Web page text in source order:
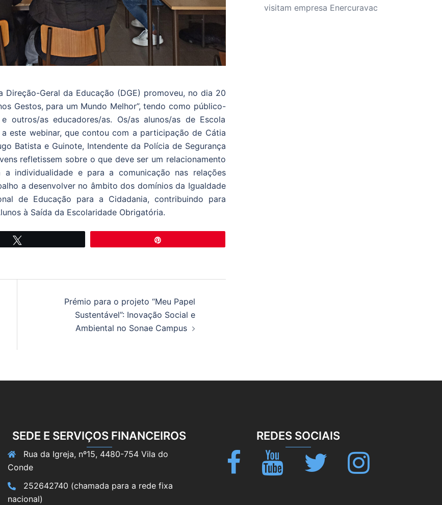
Geral da Educação (DGE) promoveu, no dia 20
Gestos, para um Mundo Melhor”, tendo como público-
as educadores/as. Os/as alunos/as de Escola
este webinar, que contou com a participação de Cátia
Batista e Guinote, Intendente da Polícia de Segurança
refletissem sobre o que deve ser um relacionamento
individualidade e para a comunicação nas relações
a desenvolver no âmbito dos domínios da Igualdade
de Educação para a Cidadania, contribuindo para
à Saída da Escolaridade Obrigatória.
Prémio para o projeto “Meu Papel
Sustentável”: Inovação Social e
Ambiental no Sonae Campus
visitam empresa Enercuravac
SEDE E SERVIÇOS FINANCEIROS
Rua da Igreja, nº15, 4480-754 Vila do
Conde
252642740 (chamada para a rede fixa
nacional)
REDES SOCIAIS
Facebook Youtube Twitter